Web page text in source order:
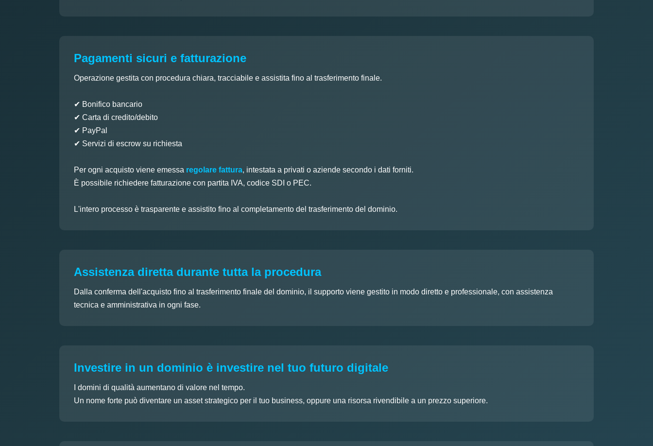
Pagamenti sicuri e fatturazione
Operazione gestita con procedura chiara, tracciabile e assistita fino al trasferimento finale.
✔ Bonifico bancario
✔ Carta di credito/debito
✔ PayPal
✔ Servizi di escrow su richiesta
Per ogni acquisto viene emessa regolare fattura, intestata a privati o aziende secondo i dati forniti.
È possibile richiedere fatturazione con partita IVA, codice SDI o PEC.
L'intero processo è trasparente e assistito fino al completamento del trasferimento del dominio.
Assistenza diretta durante tutta la procedura
Dalla conferma dell'acquisto fino al trasferimento finale del dominio, il supporto viene gestito in modo diretto e professionale, con assistenza
tecnica e amministrativa in ogni fase.
Investire in un dominio è investire nel tuo futuro digitale
I domini di qualità aumentano di valore nel tempo.
Un nome forte può diventare un asset strategico per il tuo business, oppure una risorsa rivendibile a un prezzo superiore.